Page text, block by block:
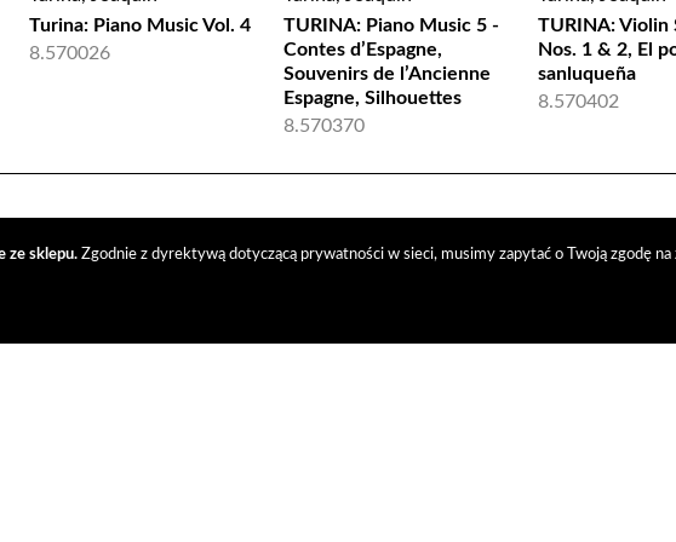
ze sklepu. Zgodnie z dyrektywą dotyczącą prywatności w sieci, musimy zapytać o Twoją zgodę
Turina: Piano Music Vol. 4
8.570026
TURINA: Piano Music 5 -
Contes d’Espagne,
Souvenirs de l’Ancienne
Espagne, Silhouettes
8.570370
TURINA: Violin
Nos. 1 & 2, El
sanluqueña
8.570402